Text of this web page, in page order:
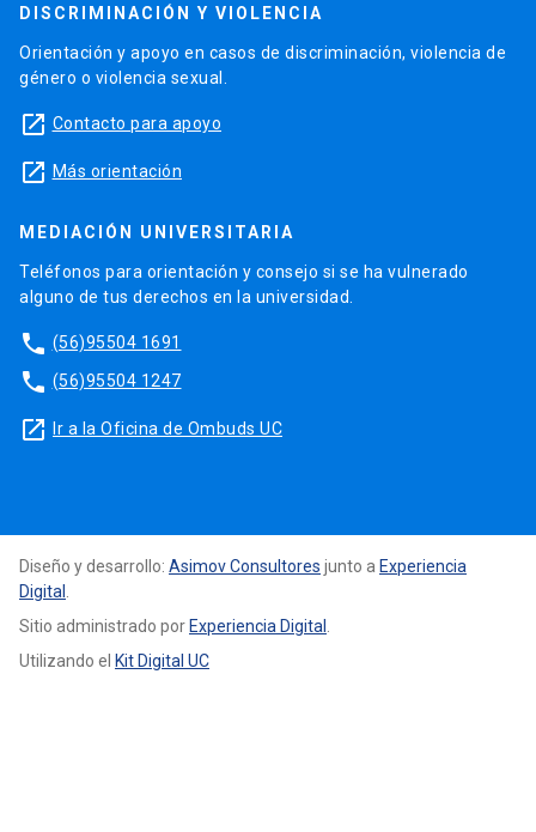
DISCRIMINACIÓN Y VIOLENCIA
Orientación y apoyo en casos de discriminación, violencia de
género o violencia sexual.
launch Contacto para apoyo
launch Más orientación
MEDIACIÓN UNIVERSITARIA
Teléfonos para orientación y consejo si se ha vulnerado
alguno de tus derechos en la universidad.
phone (56)95504 1691
phone (56)95504 1247
launch Ir a la Oficina de Ombuds UC
Diseño y desarrollo: Asimov Consultores junto a Experiencia
Digital
Sitio administrado por Experiencia Digital
Utilizando el Kit Digital UC